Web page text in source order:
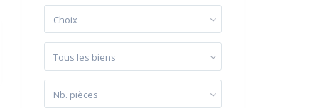
Choix
Tous les biens
Nb. pièces